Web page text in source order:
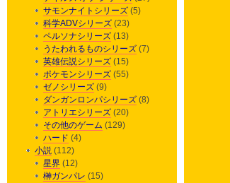
サモンナイトシリーズ (5)
科学ADVシリーズ (23)
ペルソナシリーズ (13)
うたわれるものシリーズ (7)
英雄伝説シリーズ (15)
ポケモンシリーズ (55)
ゼノシリーズ (9)
ダンガンロンパシリーズ (8)
アトリエシリーズ (20)
その他のゲーム (129)
ハード (4)
小説 (112)
星界 (12)
榊ガンパレ (15)